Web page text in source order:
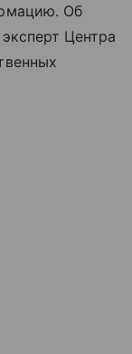
Об
Центра